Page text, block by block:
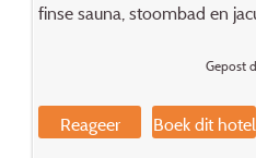
finse sauna, stoombad en
Gepost
Reageer Boek dit hotel